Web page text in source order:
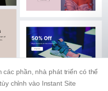
các phần, nhà phát triển có thể
chỉnh vào Instant Site